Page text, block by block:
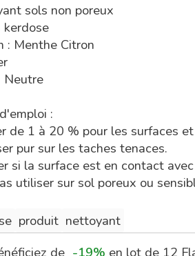
sols non poreux
kerdose
: Menthe Citron
Neutre
:
de 1 à 20 % pour les surfaces
pur sur les taches tenaces.
si la surface est en contact
utiliser sur sol poreux ou
:
glycérine, alcool éthylique,
produit nettoyant
de -19% en lot de 12